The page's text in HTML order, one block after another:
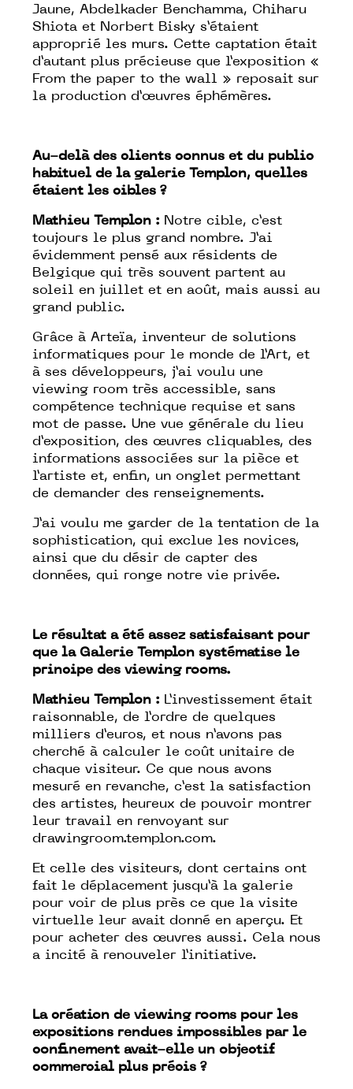
Jaune, Abdelkader Benchamma, Chiharu
Shiota et Norbert Bisky s’étaient
approprié les murs. Cette captation était
d’autant plus précieuse que l’exposition «
From the paper to the wall » reposait sur
la production d’œuvres éphémères.
Au-delà des clients connus et du public
habituel de la galerie Templon, quelles
étaient les cibles ?
Mathieu Templon : Notre cible, c’est
toujours le plus grand nombre. J’ai
évidemment pensé aux résidents de
Belgique qui très souvent partent au
soleil en juillet et en août, mais aussi au
grand public.
Grâce à Arteïa, inventeur de solutions
informatiques pour le monde de l’Art, et
à ses développeurs, j’ai voulu une
viewing room très accessible, sans
compétence technique requise et sans
mot de passe. Une vue générale du lieu
d’exposition, des œuvres cliquables, des
informations associées sur la pièce et
l’artiste et, enfin, un onglet permettant
de demander des renseignements.
J’ai voulu me garder de la tentation de la
sophistication, qui exclue les novices,
ainsi que du désir de capter des
données, qui ronge notre vie privée.
Le résultat a été assez satisfaisant pour
que la Galerie Templon systématise le
principe des viewing rooms.
Mathieu Templon : L’investissement était
raisonnable, de l’ordre de quelques
milliers d’euros, et nous n’avons pas
cherché à calculer le coût unitaire de
chaque visiteur. Ce que nous avons
mesuré en revanche, c’est la satisfaction
des artistes, heureux de pouvoir montrer
leur travail en renvoyant sur
drawingroom.templon.com.
Et celle des visiteurs, dont certains ont
fait le déplacement jusqu’à la galerie
pour voir de plus près ce que la visite
virtuelle leur avait donné en aperçu. Et
pour acheter des œuvres aussi. Cela nous
a incité à renouveler l’initiative.
La création de viewing rooms pour les
expositions rendues impossibles par le
confinement avait-elle un objectif
commercial plus précis ?